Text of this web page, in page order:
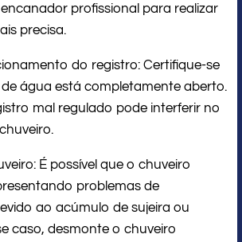
profissional para realizar
precisa.
do registro: Certifique-se
água está completamente aberto.
mal regulado pode interferir no
É possível que o chuveiro
problemas de
ao acúmulo de sujeira ou
caso, desmonte o chuveiro